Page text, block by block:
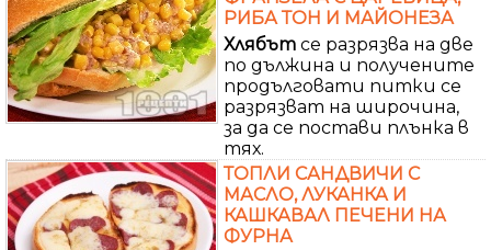
РИБА ТОН И МАЙОНЕЗА
Хлябът се разрязва на две
по дължина и получените
продълговати питки се
разрязват на широчина,
за да се постави плънка в
тях.
ТОПЛИ САНДВИЧИ С
МАСЛО, ЛУКАНКА И
КАШКАВАЛ ПЕЧЕНИ НА
ФУРНА